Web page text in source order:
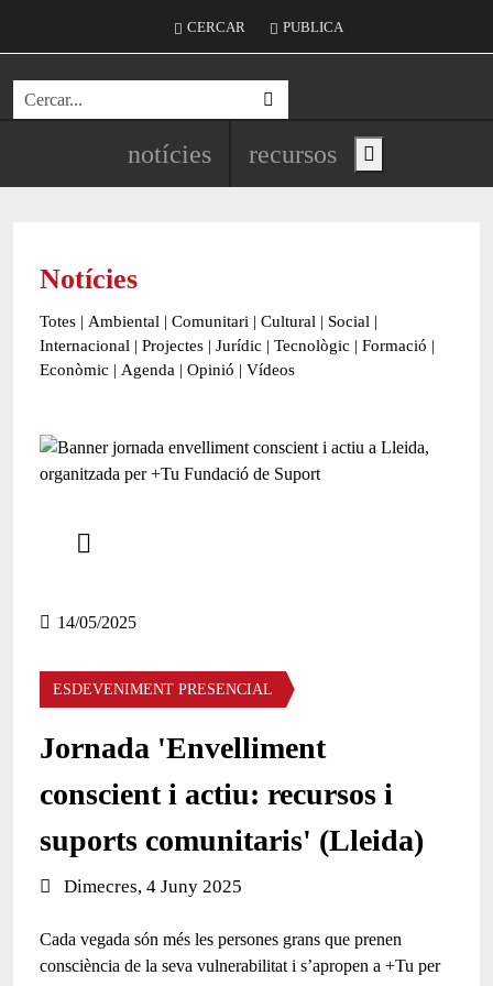
Menú del compte d'usuari
CERCAR PUBLICA
Cerca
Navegació principal de
notícies recursos Show main menu
Notícies
Totes | Ambiental | Comunitari | Cultural | Social |
Internacional | Projectes | Jurídic | Tecnològic | Formació |
Econòmic | Agenda | Opinió | Vídeos
14/05/2025
ESDEVENIMENT PRESENCIAL
Jornada 'Envelliment
conscient i actiu: recursos i
suports comunitaris' (Lleida)
Data de l'esdeveniment:
Dimecres, 4 Juny 2025
Cada vegada són més les persones grans que prenen
consciència de la seva vulnerabilitat i s’apropen a +Tu per